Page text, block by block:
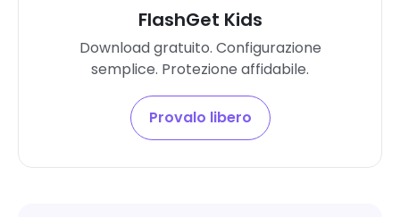
FlashGet Kids
Download gratuito. Configurazione
semplice. Protezione affidabile.
Provalo libero